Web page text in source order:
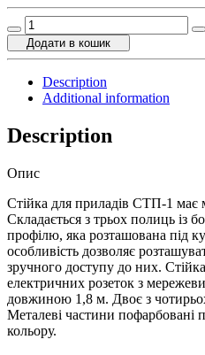
Стійка
для
приладів
quantity
Додати в кошик
Description
Additional information
Description
Опис
Стійка для приладів СТП-1 має
Складається з трьох полиць із
профілю, яка розташована під
особливість дозволяє
зручного доступу до них.
електричних розеток з
довжиною 1,8 м. Двоє з
Металеві частини
кольору.